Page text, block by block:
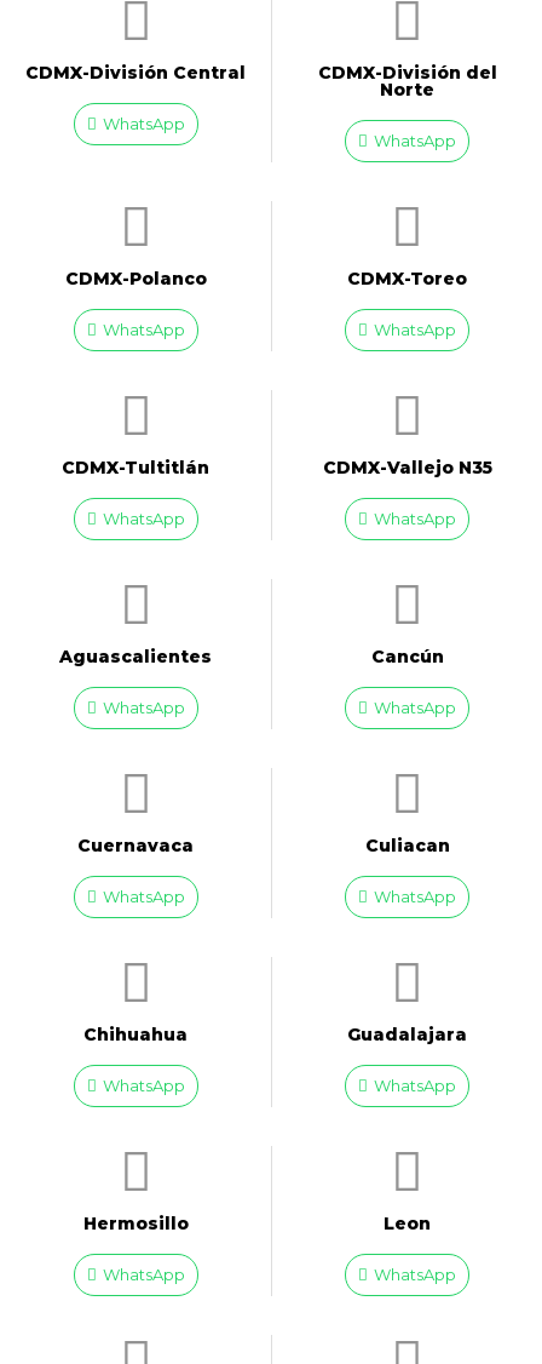
CDMX-División Central
WhatsApp
CDMX-División del
Norte
WhatsApp
CDMX-Polanco
WhatsApp
CDMX-Toreo
WhatsApp
CDMX-Tultitlán
WhatsApp
CDMX-Vallejo N35
WhatsApp
Aguascalientes
WhatsApp
Cancún
WhatsApp
Cuernavaca
WhatsApp
Culiacan
WhatsApp
Chihuahua
WhatsApp
Guadalajara
WhatsApp
Hermosillo
WhatsApp
Leon
WhatsApp